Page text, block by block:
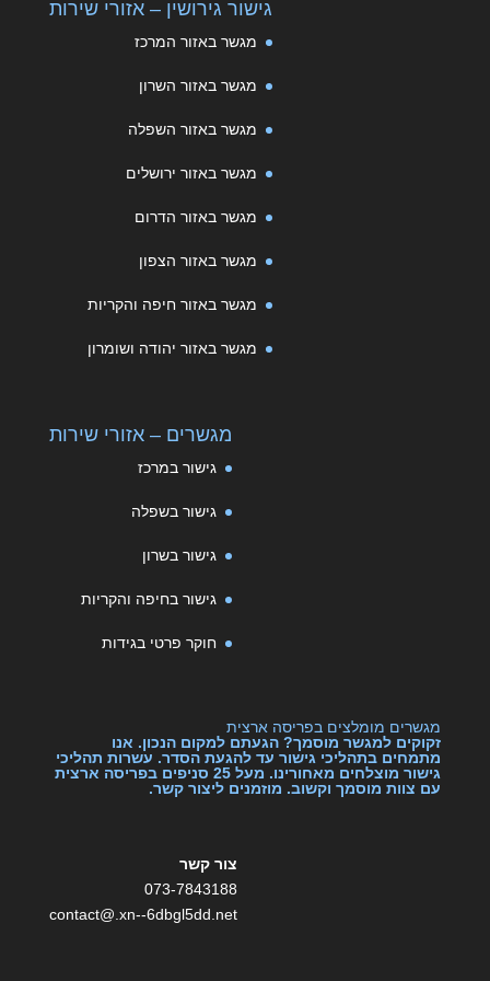
גישור גירושין – אזורי שירות
מגשר באזור המרכז
מגשר באזור השרון
מגשר באזור השפלה
מגשר באזור ירושלים
מגשר באזור הדרום
מגשר באזור הצפון
מגשר באזור חיפה והקריות
מגשר באזור יהודה ושומרון
מגשרים – אזורי שירות
גישור במרכז
גישור בשפלה
גישור בשרון
גישור בחיפה והקריות
חוקר פרטי בגידות
מגשרים מומלצים בפריסה ארצית
זקוקים למגשר מוסמך? הגעתם למקום הנכון. אנו
מתמחים בתהליכי גישור עד להגעת הסדר. עשרות תהליכי
גישור מוצלחים מאחורינו. מעל 25 סניפים בפריסה ארצית
עם צוות מוסמך וקשוב. מוזמנים ליצור קשר.
צור קשר
073-7843188
contact@.xn--6dbgl5dd.net